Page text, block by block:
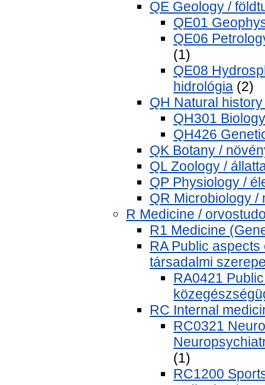
QE Geology /
QE01
QE06
(1)
QE08
hidrológia (2)
QH Natural
QH301
QH426
QK Botany /
QL Zoology /
QP Physiology /
QR Microbiology /
R Medicine /
R1 Medicine
RA Public
társadalmi
RA0421
RC Internal
RC0321
(1)
RC1200